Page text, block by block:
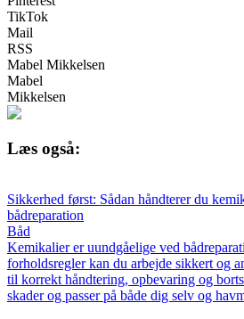
TikTok
Mail
RSS
Mabel Mikkelsen
Mabel
Mikkelsen
Læs også:
Sikkerhed først: Sådan håndterer du
bådreparation
Båd
Kemikalier er uundgåelige ved
forholdsregler kan du arbejde sikkert og
til korrekt håndtering, opbevaring og
skader og passer på både dig selv og